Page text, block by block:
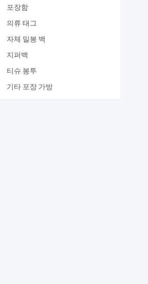
포장함
의류 태그
자체 밀봉 백
지퍼백
티슈 봉투
기타 포장 가방